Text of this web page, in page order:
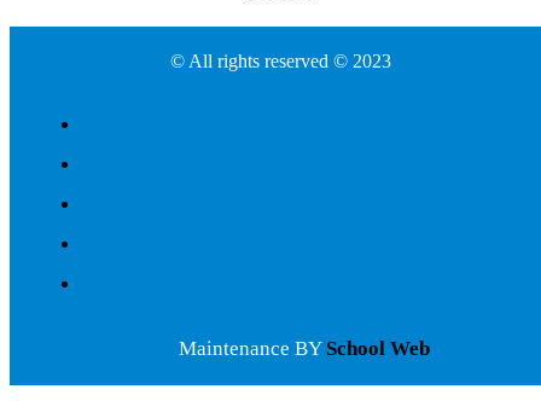
© All rights reserved © 2023
Maintenance BY School Web